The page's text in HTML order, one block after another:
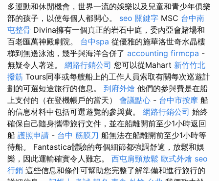
多運動和休閒機會，世界一流的娛樂以及兒童和青少年俱樂
部的孩子，以使每個人都開心。 seo 關鍵字 MSC 台中南
屯整骨 Divina擁有一個真正的岩石中庭，委內亞會賭場和
百老匯萬神殿劇院。 台中spa 從優雅的施華洛世奇水晶樓
梯到無邊泳池，幾乎與海洋合併了 accounting firmcpa -
無疑令人著迷。 網路行銷公司 您可以從Mahart 新竹竹北
撥筋 Tours同事或每艘船上的工作人員索取有關每次巡遊計
劃的可選短途旅行的信息。 到府外燴 他們的參與費是在船
上支付的（在登機帳戶的當天） 會議點心 - 台中市按摩 船
的信息材料中包括可選遊覽的參與費。 網路行銷公司 始終
確保自己隨身攜帶旅行文件，並在船離開前至少1小時返回
船 護照申請 - 台中 筋膜刀 船無法在船離開前至少1小時等
待船。 Fantastica體驗的每個細節都強調舒適，放鬆和娛
樂，因此運輸確實令人難忘。 西屯肩頸放鬆 歐式外燴 seo
行銷 這些信息和條件可幫助您完整了解準備和進行旅行的